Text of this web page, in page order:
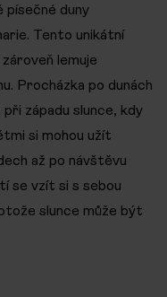
písečné duny
Tento unikátní
lemuje
Procházka po dunách
západu slunce, kdy
si mohou užít
až po návštěvu
se vzít si s sebou
slunce může být